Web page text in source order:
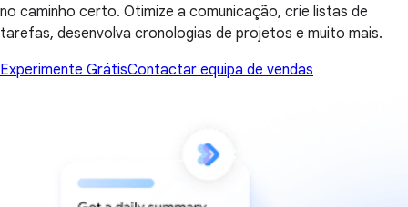
no caminho certo. Otimize a comunicação, crie listas de
tarefas, desenvolva cronologias de projetos e muito mais.
Experimente GrátisContactar equipa de vendas